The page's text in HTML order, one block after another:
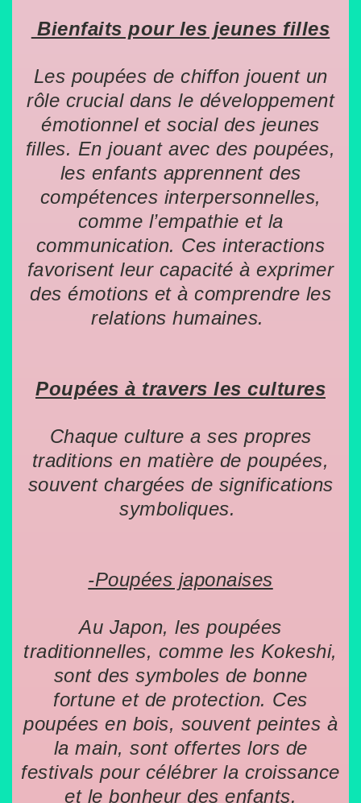
Bienfaits pour les jeunes filles
Les poupées de chiffon jouent un
rôle crucial dans le développement
émotionnel et social des jeunes
filles. En jouant avec des poupées,
les enfants apprennent des
compétences interpersonnelles,
comme l’empathie et la
communication. Ces interactions
favorisent leur capacité à exprimer
des émotions et à comprendre les
relations humaines.
Poupées à travers les cultures
Chaque culture a ses propres
traditions en matière de poupées,
souvent chargées de significations
symboliques.
-Poupées japonaises
Au Japon, les poupées
traditionnelles, comme les Kokeshi,
sont des symboles de bonne
fortune et de protection. Ces
poupées en bois, souvent peintes à
la main, sont offertes lors de
festivals pour célébrer la croissance
et le bonheur des enfants.